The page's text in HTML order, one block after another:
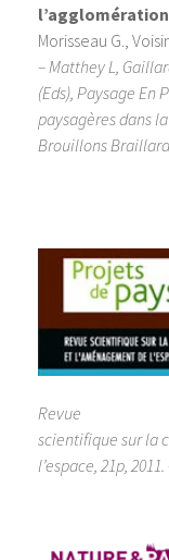
Morisseau G.,
– Matthey L,
(Eds), Paysage
paysagères dans
Brouillons
Revue
scientifique sur la
l’espace, 21p, 2011.